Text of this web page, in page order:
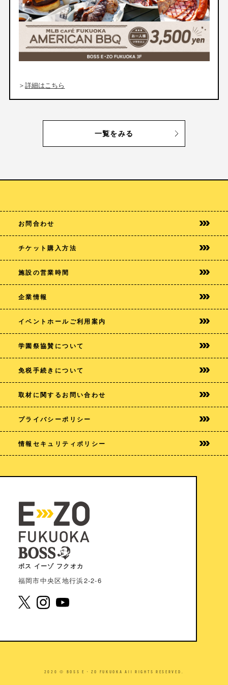
＞詳細はこちら
一覧をみる
ボス イーゾ フクオカ
福岡市中央区地⾏浜2-2-6
お問合わせ
チケット購入方法
施設の営業時間
企業情報
イベントホールご利用案内
学園祭協賛について
免税手続きについて
取材に関するお問い合わせ
プライバシーポリシー
情報セキュリティポリシー
2020 © BOSS E・ZO FUKUOKA All RIGHTS RESERVED.